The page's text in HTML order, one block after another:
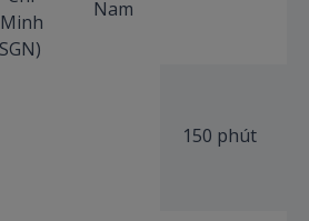
Nam
Minh
150 phút